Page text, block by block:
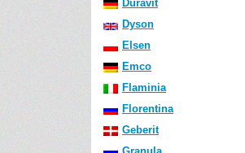
Duravit
Dyson
Elsen
Emco
Flaminia
Florentina
Geberit